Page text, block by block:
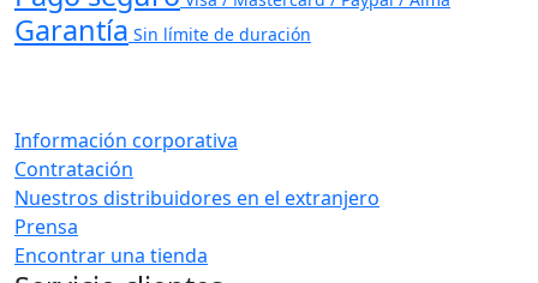
Garantía Sin límite de duración
Información corporativa
Contratación
Nuestros distribuidores en el extranjero
Prensa
Encontrar una tienda